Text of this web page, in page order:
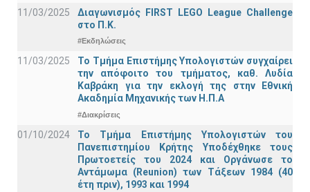
11/03/2025
Διαγωνισμός FIRST LEGO League Challenge
στο Π.Κ.
#Εκδηλώσεις
11/03/2025
Το Τμήμα Επιστήμης Υπολογιστών συγχαίρει
την απόφοιτο του τμήματος, καθ. Λυδία
Καβράκη για την εκλογή της στην Εθνική
Ακαδημία Μηχανικής των Η.Π.Α
#Διακρίσεις
01/10/2024
Το Τμήμα Επιστήμης Υπολογιστών του
Πανεπιστημίου Κρήτης Υποδέχθηκε τους
Πρωτοετείς του 2024 και Οργάνωσε το
Αντάμωμα (Reunion) των Τάξεων 1984 (40
έτη πριν), 1993 και 1994